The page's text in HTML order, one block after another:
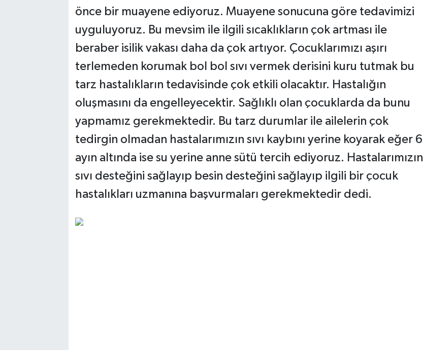
önce bir muayene ediyoruz. Muayene sonucuna göre tedavimizi
uyguluyoruz. Bu mevsim ile ilgili sıcaklıkların çok artması ile
beraber isilik vakası daha da çok artıyor. Çocuklarımızı aşırı
terlemeden korumak bol bol sıvı vermek derisini kuru tutmak bu
tarz hastalıkların tedavisinde çok etkili olacaktır. Hastalığın
oluşmasını da engelleyecektir. Sağlıklı olan çocuklarda da bunu
yapmamız gerekmektedir. Bu tarz durumlar ile ailelerin çok
tedirgin olmadan hastalarımızın sıvı kaybını yerine koyarak eğer 6
ayın altında ise su yerine anne sütü tercih ediyoruz. Hastalarımızın
sıvı desteğini sağlayıp besin desteğini sağlayıp ilgili bir çocuk
hastalıkları uzmanına başvurmaları gerekmektedir dedi.